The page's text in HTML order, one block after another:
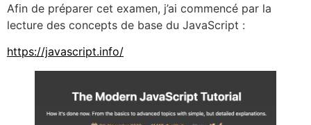
Afin de préparer cet examen, j’ai commencé par la
lecture des concepts de base du JavaScript :
https://javascript.info/